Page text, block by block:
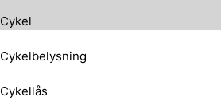
Cykel
Cykelbelysning
Cykellås